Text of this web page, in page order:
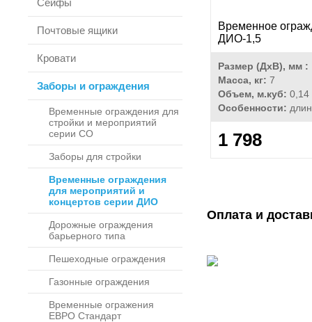
Сейфы
Почтовые ящики
Кровати
Заборы и ограждения
Временные ограждения для
стройки и мероприятий
серии СО
Заборы для стройки
Временные ограждения
для мероприятий и
концертов серии ДИО
Дорожные ограждения
барьерного типа
Пешеходные ограждения
Газонные ограждения
Временные огражения
ЕВРО Стандарт
Временное
ДИО-1,5
Размер (ДхВ), мм :
Масса, кг: 7
Объем, м.куб: 0,14
Особенности:
1 798
Оплата и